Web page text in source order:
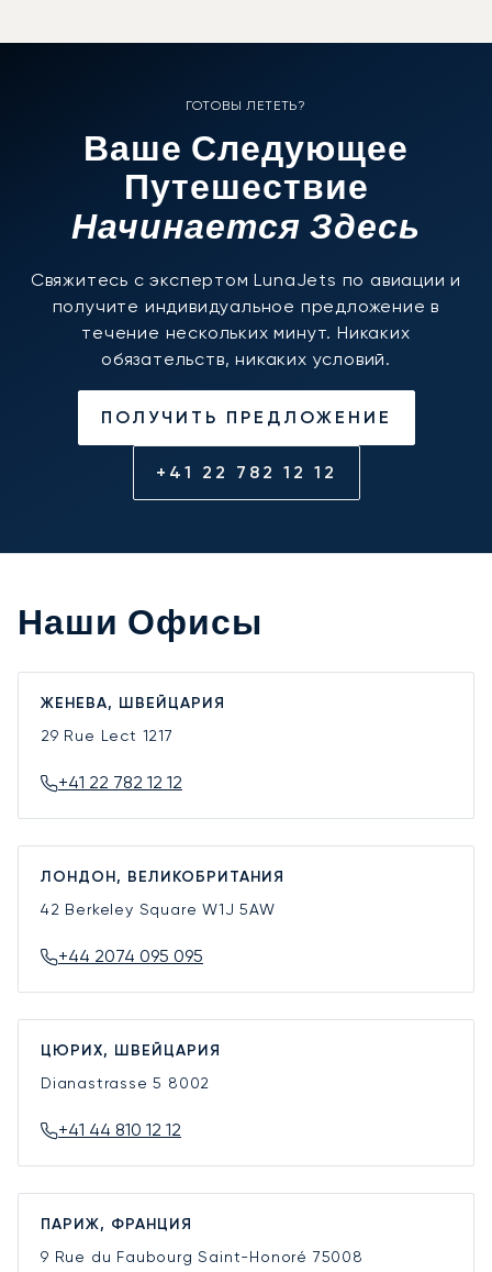
ГОТОВЫ ЛЕТЕТЬ?
Ваше Следующее
Путешествие
Начинается Здесь
Свяжитесь с экспертом LunaJets по авиации и
получите индивидуальное предложение в
течение нескольких минут. Никаких
обязательств, никаких условий.
ПОЛУЧИТЬ ПРЕДЛОЖЕНИЕ
+41 22 782 12 12
Наши Офисы
ЖЕНЕВА, ШВЕЙЦАРИЯ
29 Rue Lect 1217
+41 22 782 12 12
ЛОНДОН, ВЕЛИКОБРИТАНИЯ
42 Berkeley SquareW1J 5AW
+44 2074 095 095
ЦЮРИХ, ШВЕЙЦАРИЯ
Dianastrasse 5 8002
+41 44 810 12 12
ПАРИЖ, ФРАНЦИЯ
9 Rue du Faubourg Saint-Honoré 75008